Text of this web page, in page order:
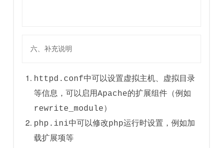
六、补充说明
httpd.conf中可以设置虚拟主机、虚拟目录
等信息，可以启用Apache的扩展组件（例如
rewrite_module）
php.ini中可以修改php运行时设置，例如加
载扩展项等